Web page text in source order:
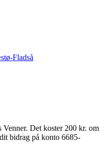
Fladså
Det koster 200 kr. om
bidrag på konto 6685-